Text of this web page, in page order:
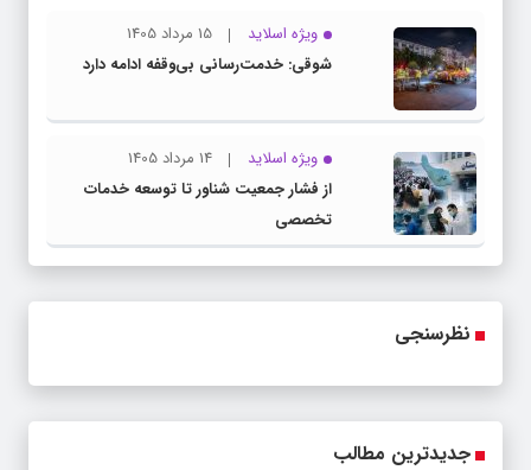
ویژه اسلاید
15 مرداد 1405
شوقی: خدمت‌رسانی بی‌وقفه ادامه دارد
ویژه اسلاید
14 مرداد 1405
از فشار جمعیت شناور تا توسعه خدمات
تخصصی
نظرسنجی
جدیدترین مطالب